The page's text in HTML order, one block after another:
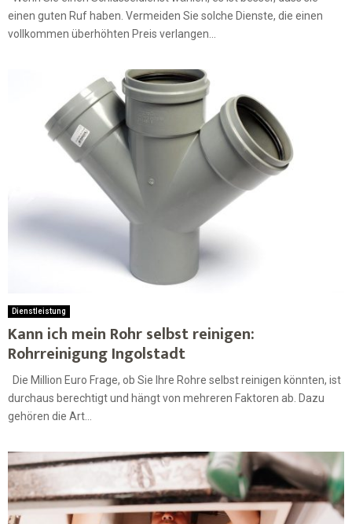
einen guten Ruf haben. Vermeiden Sie solche Dienste, die einen
vollkommen überhöhten Preis verlangen...
Dienstleistung
Kann ich mein Rohr selbst reinigen:
Rohrreinigung Ingolstadt
Die Million Euro Frage, ob Sie Ihre Rohre selbst reinigen könnten, ist
durchaus berechtigt und hängt von mehreren Faktoren ab. Dazu
gehören die Art...